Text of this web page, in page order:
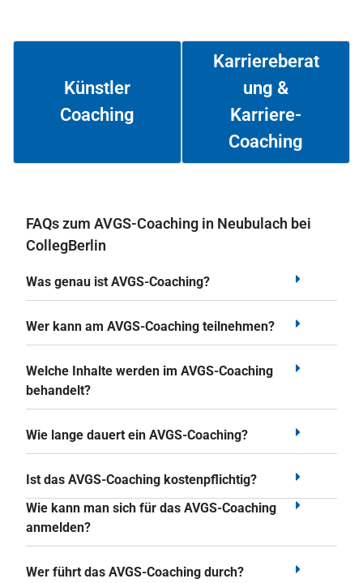
Künstler
Coaching
Weiterlesen
Karriereberat
ung &
Karriere-
Coaching
Weiterlesen
FAQs zum AVGS-Coaching in Neubulach bei
CollegBerlin
Was genau ist AVGS-Coaching?
Wer kann am AVGS-Coaching teilnehmen?
Welche Inhalte werden im AVGS-Coaching
behandelt?
Wie lange dauert ein AVGS-Coaching?
Ist das AVGS-Coaching kostenpflichtig?
Wie kann man sich für das AVGS-Coaching
anmelden?
Wer führt das AVGS-Coaching durch?